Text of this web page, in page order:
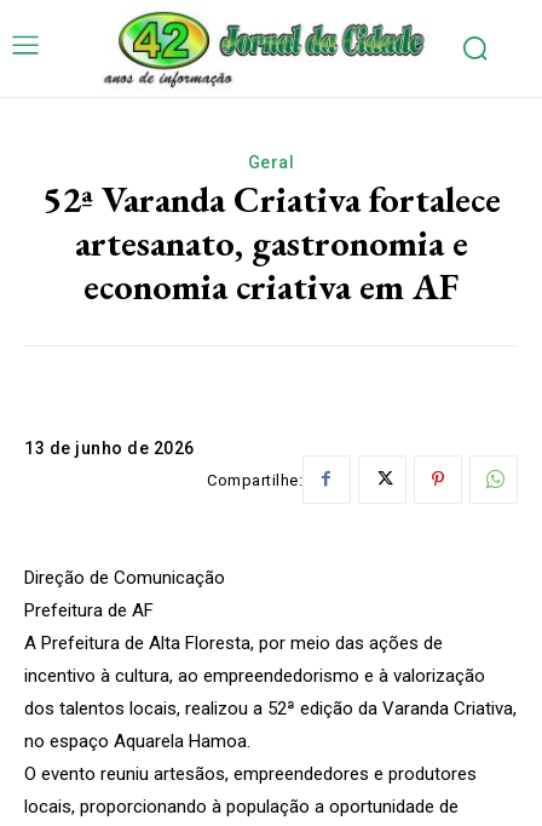
Geral
52ª Varanda Criativa fortalece
artesanato, gastronomia e
economia criativa em AF
13 de junho de 2026
Compartilhe:
Direção de Comunicação
Prefeitura de AF
A Prefeitura de Alta Floresta, por meio das ações de
incentivo à cultura, ao empreendedorismo e à valorização
dos talentos locais, realizou a 52ª edição da Varanda Criativa,
no espaço Aquarela Hamoa.
O evento reuniu artesãos, empreendedores e produtores
locais, proporcionando à população a oportunidade de